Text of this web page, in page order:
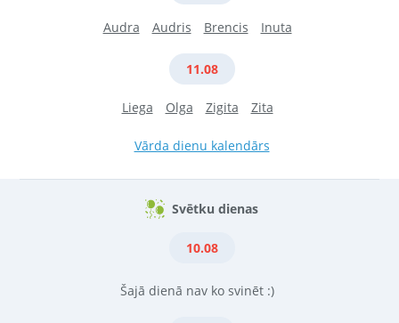
Audra Audris Brencis Inuta
11.08
Liega Olga Zigita Zita
Vārda dienu kalendārs
Svētku dienas
10.08
Šajā dienā nav ko svinēt :)